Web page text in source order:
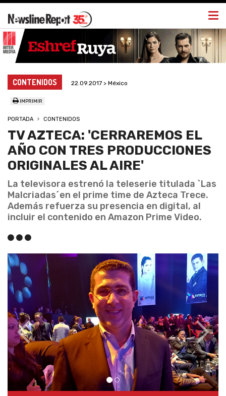
CONTENIDOS 22.09.2017 > México
IMPRIMIR
PORTADA CONTENIDOS
TV AZTECA: 'CERRAREMOS EL
AÑO CON TRES PRODUCCIONES
ORIGINALES AL AIRE'
La televisora estrenó la teleserie titulada `Las
Malcriadas´en el prime time de Azteca Trece.
Además refuerza su presencia en digital, al
incluir el contenido en Amazon Prime Video.